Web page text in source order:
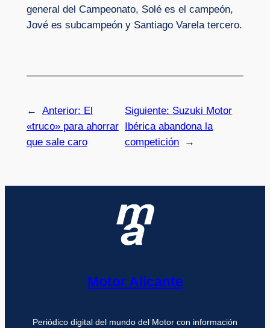
general del Campeonato, Solé es el campeón,
Jové es subcampeón y Santiago Varela tercero.
← Anterior: El
«truco» para ahorrar
que sale caro
Siguiente: Suzuki Motor
Ibérica abandona la
competición
→
Motor Alicante
Periódico digital del mundo del Motor con información